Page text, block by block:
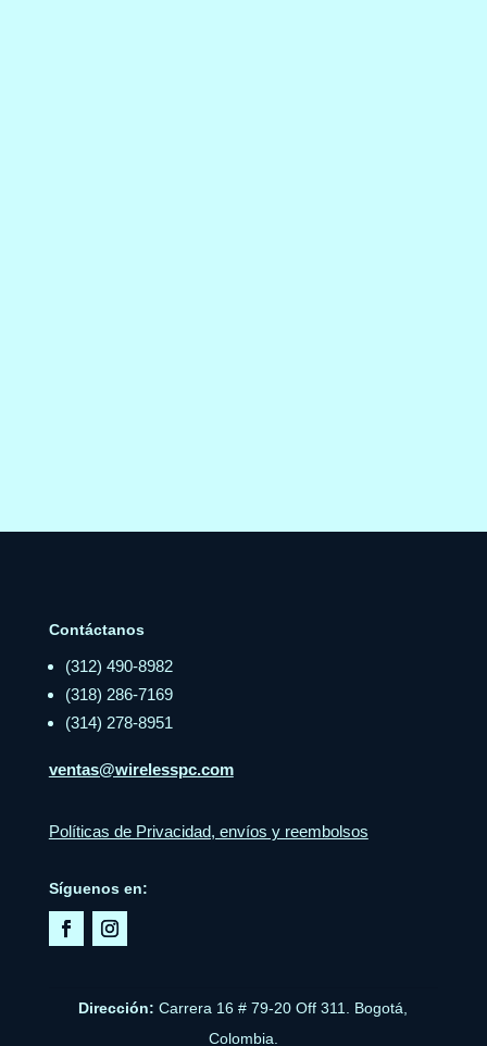
Contáctanos
(312) 490-8982
(318) 286-7169
(314) 278-8951
ventas@wirelesspc.com
Políticas de Privacidad, envíos y reembolsos
Síguenos en:
Dirección:Carrera 16 # 79-20 Off 311. Bogotá,
Colombia.